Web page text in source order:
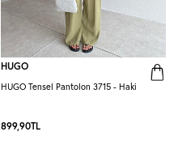
HUGO
HUGO Tensel Pantolon 3715 - Haki
899,90TL